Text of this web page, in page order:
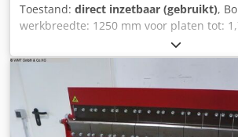
Toestand: direct inzetbaar (gebruikt),
werkbreedte: 1250 mm voor platen tot:
D E R Dex Afgjr Openingsbreedte van de
Verstelbaarheid van de buigbalk: 50 mm